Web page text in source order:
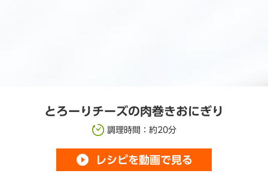
とろーりチーズの肉巻きおにぎり
調理時間：約20分
play_circle_filled レシピを動画で見る